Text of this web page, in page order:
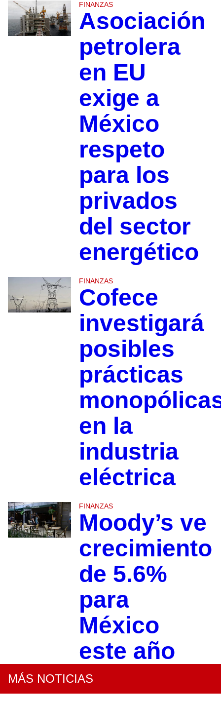
FINANZAS
Asociación
petrolera
en EU
exige a
México
respeto
para los
privados
del sector
energético
FINANZAS
Cofece
investigará
posibles
prácticas
en la
industria
eléctrica
FINANZAS
Moody’s ve
crecimiento
de 5.6%
para
México
este año
MÁS NOTICIAS